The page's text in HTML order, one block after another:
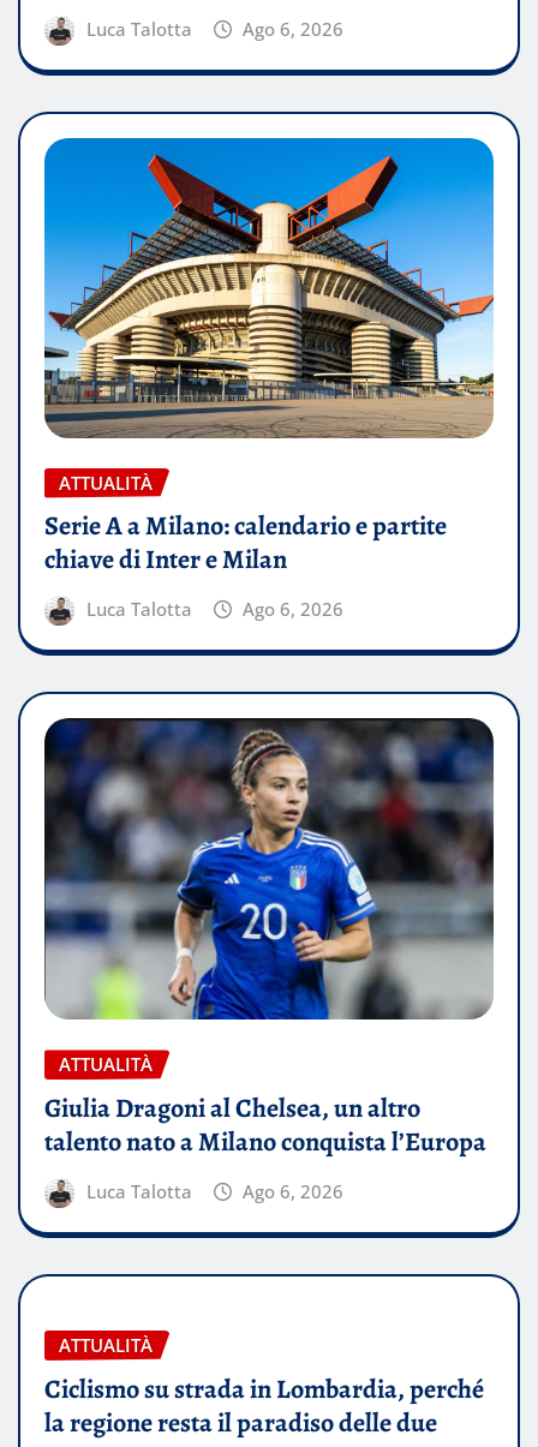
Luca Talotta Ago 6, 2026
ATTUALITÀ
Serie A a Milano: calendario e partite
chiave di Inter e Milan
Luca Talotta Ago 6, 2026
ATTUALITÀ
Giulia Dragoni al Chelsea, un altro
talento nato a Milano conquista l’Europa
Luca Talotta Ago 6, 2026
ATTUALITÀ
Ciclismo su strada in Lombardia, perché
la regione resta il paradiso delle due